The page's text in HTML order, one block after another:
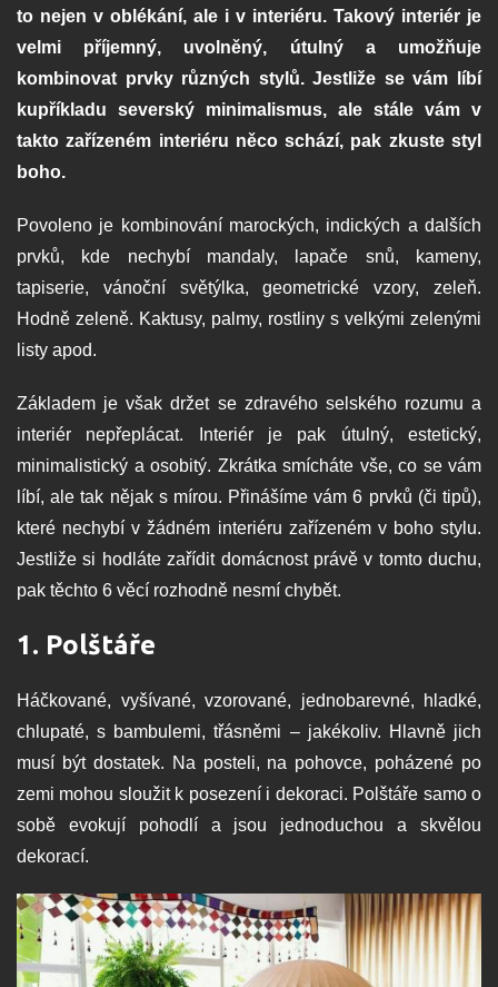
to nejen v oblékání, ale i v interiéru. Takový interiér je
velmi příjemný, uvolněný, útulný a umožňuje
kombinovat prvky různých stylů. Jestliže se vám líbí
kupříkladu severský minimalismus, ale stále vám v
takto zařízeném interiéru něco schází, pak zkuste styl
boho.
Povoleno je kombinování marockých, indických a dalších
prvků, kde nechybí mandaly, lapače snů, kameny,
tapiserie, vánoční světýlka, geometrické vzory, zeleň.
Hodně zeleně. Kaktusy, palmy, rostliny s velkými zelenými
listy apod.
Základem je však držet se zdravého selského rozumu a
interiér nepřeplácat. Interiér je pak útulný, estetický,
minimalistický a osobitý. Zkrátka smícháte vše, co se vám
líbí, ale tak nějak s mírou. Přinášíme vám 6 prvků (či tipů),
které nechybí v žádném interiéru zařízeném v boho stylu.
Jestliže si hodláte zařídit domácnost právě v tomto duchu,
pak těchto 6 věcí rozhodně nesmí chybět.
1. Polštáře
Háčkované, vyšívané, vzorované, jednobarevné, hladké,
chlupaté, s bambulemi, třásněmi – jakékoliv. Hlavně jich
musí být dostatek. Na posteli, na pohovce, poházené po
zemi mohou sloužit k posezení i dekoraci. Polštáře samo o
sobě evokují pohodlí a jsou jednoduchou a skvělou
dekorací.